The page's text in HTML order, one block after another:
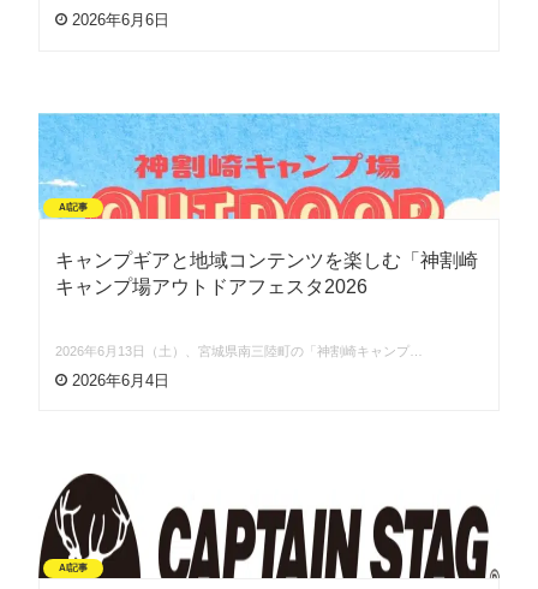
2026年6月6日
AI記事
キャンプギアと地域コンテンツを楽しむ「神割崎
キャンプ場アウトドアフェスタ2026
2026年6月13日（土）、宮城県南三陸町の「神割崎キャンプ…
2026年6月4日
AI記事